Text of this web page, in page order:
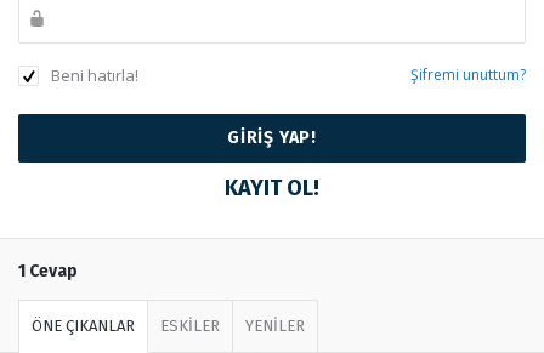
Beni hatırla! Şifremi unuttum?
KAYIT OL!
1 Cevap
ÖNE ÇIKANLAR ESKİLER YENİLER